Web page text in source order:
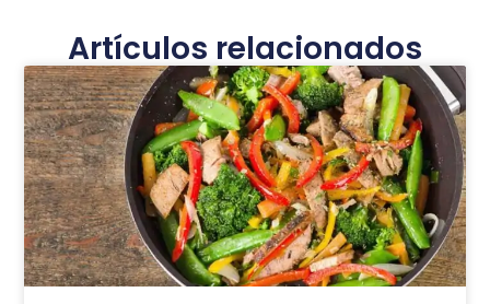
Artículos relacionados